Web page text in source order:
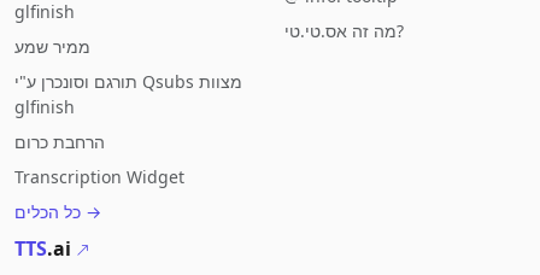
glfinish
ממיר שמע
תורגם וסונכרן ע"י Qsubs מצוות
glfinish
הרחבת כרום
Transcription Widget
כל הכלים →
TTS.ai
מה זה אס.טי.טי?